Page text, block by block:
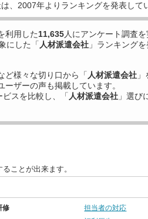
、2007年よりランキングを発表して
利用した11,635人にアンケート調査を
にした「 人材派遣会社 」ランキング
ど様々な切り口から「 人材派遣会社 」
ザーの声も掲載しています。
ビスを比較し、「 人材派遣会社 」選び
ことが出来ます。
修
担当者の対応